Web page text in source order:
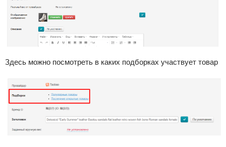
Здесь можно посмотреть в каких подборках участвует товар